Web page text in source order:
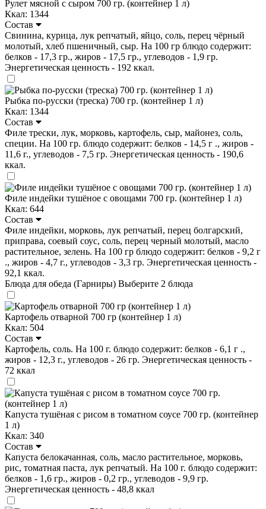
Рулет мясной с сыром 700 гр. (контейнер 1 л)
Ккал: 1344
Состав
Свинина, курица, лук репчатый, яйцо, соль, перец чёрный
молотый, хлеб пшеничный, сыр. На 100 гр блюдо содержит:
белков - 17,3 гр., жиров - 17,5 гр., углеводов - 1,9 гр.
Энергетическая ценность - 192 ккал.
Рыбка по-русски (треска) 700 гр. (контейнер 1 л)
Ккал: 1344
Состав
Филе трески, лук, морковь, картофель, сыр, майонез, соль,
специи. На 100 гр. блюдо содержит: белков - 14,5 г ., жиров -
11,6 г., углеводов - 7,5 гр. Энергетическая ценность - 190,6
ккал.
Филе индейки тушёное с овощами 700 гр. (контейнер 1 л)
Ккал: 644
Состав
Филе индейки, морковь, лук репчатый, перец болгарский,
приправа, соевый соус, соль, перец черный молотый, масло
растительное, зелень. На 100 гр блюдо содержит: белков - 9,2 г
., жиров - 4,7 г., углеводов - 3,3 гр. Энергетическая ценность -
92,1 ккал.
Блюда для обеда (Гарниры) Выберите 2 блюда
Картофель отварной 700 гр (контейнер 1 л)
Ккал: 504
Состав
Картофель, соль. На 100 г. блюдо содержит: белков - 6,1 г .,
жиров - 12,3 г., углеводов - 26 гр. Энергетическая ценность -
72 ккал
Капуста тушёная с рисом в томатном соусе 700 гр. (контейнер
1 л)
Ккал: 340
Состав
Капуста белокачанная, соль, масло растительное, морковь,
рис, томатная паста, лук репчатый. На 100 г. блюдо содержит:
белков - 1,6 гр., жиров - 0,2 гр., углеводов - 9,9 гр.
Энергетическая ценность - 48,8 ккал